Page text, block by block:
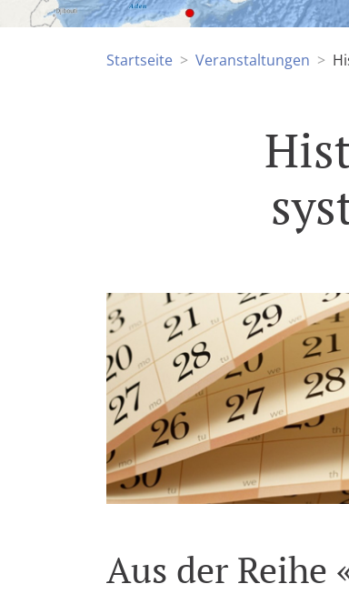
Startseite Veranstaltungen
Aus der Reihe